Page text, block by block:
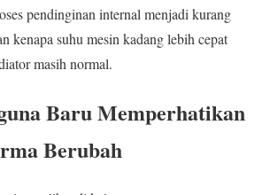
pendinginan internal menjadi kurang
kenapa suhu mesin kadang lebih cepat
masih normal.
Baru Memperhatikan
Berubah